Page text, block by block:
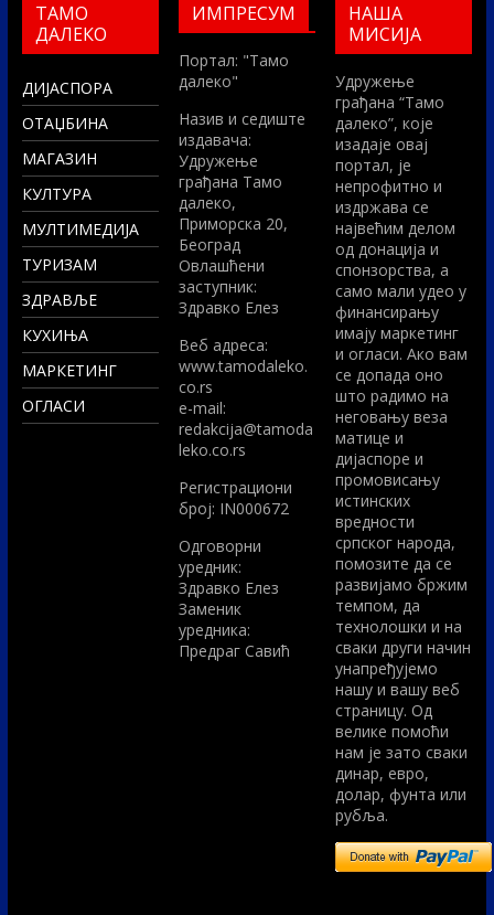
ТАМО
ДАЛЕКО
ДИЈАСПОРА
ОТАЏБИНА
МАГАЗИН
КУЛТУРА
МУЛТИМЕДИЈА
ТУРИЗАМ
ЗДРАВЉЕ
КУХИЊА
МАРКЕТИНГ
ОГЛАСИ
ИМПРЕСУМ
Портал: "Тамо
далеко"
Назив и седиште
издавача:
Удружење
грађана Тамо
далеко,
Приморска 20,
Београд
Овлашћени
заступник:
Здравко Елез
Вeб адреса:
www.tamodaleko.
co.rs
e-mail:
redakcija@tamoda
leko.co.rs
Регистрациони
број: IN000672
Одговорни
уредник:
Здравко Елез
Заменик
уредника:
Предраг Савић
НАША
МИСИЈА
Удружење
грађана “Тамо
далеко”, које
изадаје овај
портал, је
непрофитно и
издржава се
највећим делом
од донација и
спонзорства, а
само мали удео у
финансирању
имају маркетинг
и огласи. Ако вам
се допада оно
што радимо на
неговању веза
матице и
дијаспоре и
промовисању
истинских
вредности
српског народа,
помозите да се
развијамо бржим
темпом, да
технолошки и на
сваки други начин
унапређујемо
нашу и вашу веб
страницу. Од
велике помоћи
нам је зато сваки
динар, евро,
долар, фунта или
рубља.